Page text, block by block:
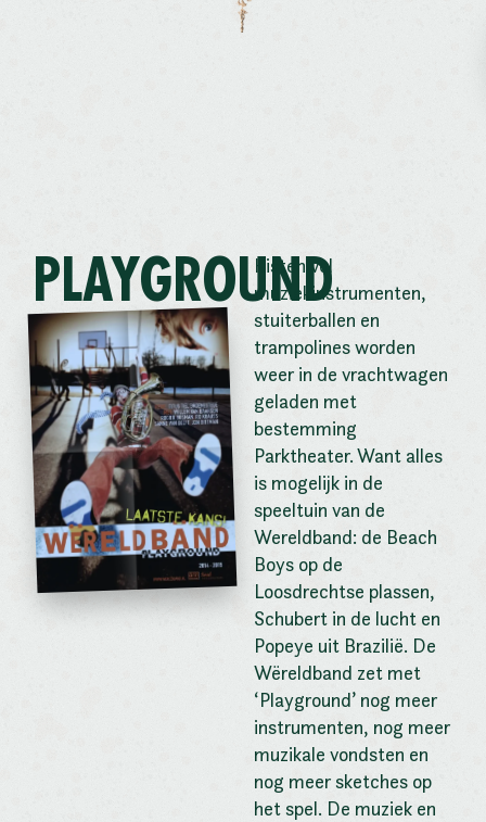
PLAYGROUND
Kisten vol
muziekinstrumenten,
stuiterballen en
trampolines worden
weer in de vrachtwagen
geladen met
bestemming
Parktheater. Want alles
is mogelijk in de
speeltuin van de
Wereldband: de Beach
Boys op de
Loosdrechtse plassen,
Schubert in de lucht en
Popeye uit Brazilië. De
Wëreldband zet met
‘Playground’ nog meer
instrumenten, nog meer
muzikale vondsten en
nog meer sketches op
het spel. De muziek en